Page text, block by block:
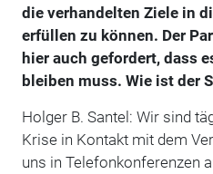
die verhandelten Ziele in
erfüllen zu können. Der
hier auch gefordert, dass
bleiben muss. Wie ist der
Holger B. Santel: Wir sind
Krise in Kontakt mit dem
uns in Telefonkonferenzen